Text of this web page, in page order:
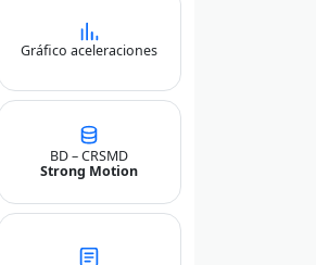
Gráfico aceleraciones
BD – CRSMD
Strong Motion